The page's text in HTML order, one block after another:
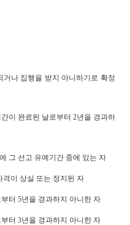
나 집행을 받지 아니하기로 확정
이 완료된 날로부터 2년을 경과하
그 선고 유예기간 중에 있는 자
이 상실 또는 정지된 자
터 5년을 경과하지 아니한 자
터 3년을 경과하지 아니한 자